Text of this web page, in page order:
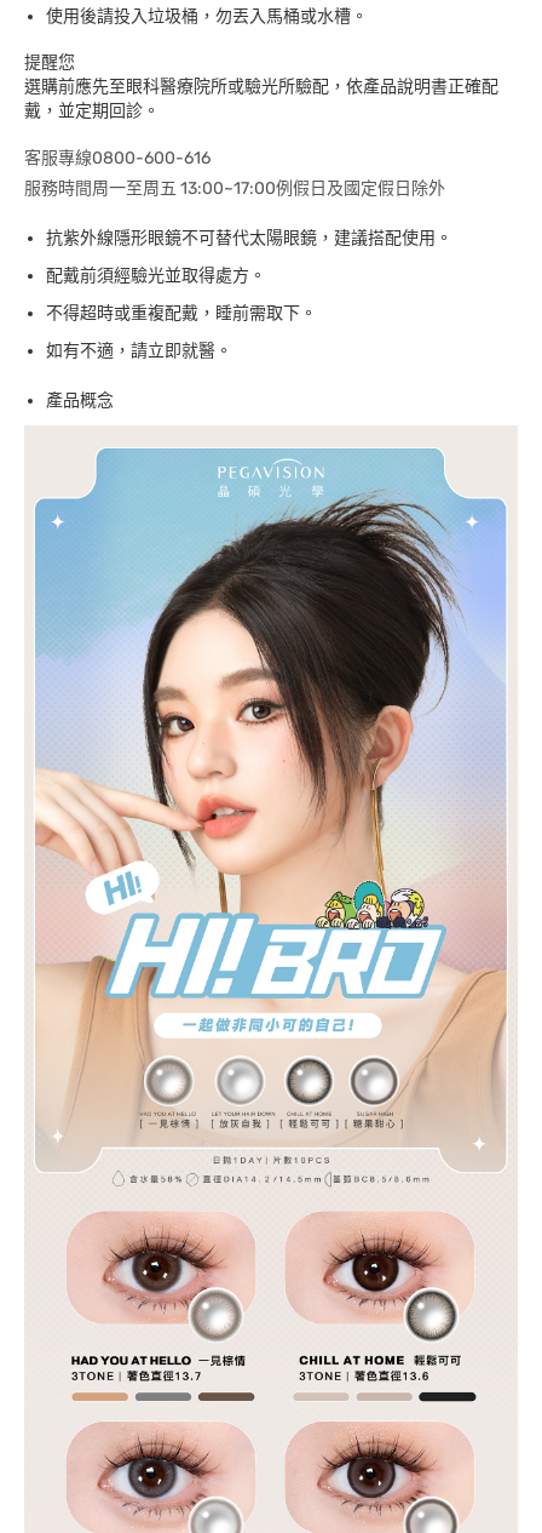
使用後請投入垃圾桶，勿丟入馬桶或水槽。
提醒您
選購前應先至眼科醫療院所或驗光所驗配，依產品說明書正確配
戴，並定期回診。
客服專線0800-600-616
服務時間周一至周五 13:00~17:00例假日及國定假日除外
抗紫外線隱形眼鏡不可替代太陽眼鏡，建議搭配使用。
配戴前須經驗光並取得處方。
不得超時或重複配戴，睡前需取下。
如有不適，請立即就醫。
產品概念